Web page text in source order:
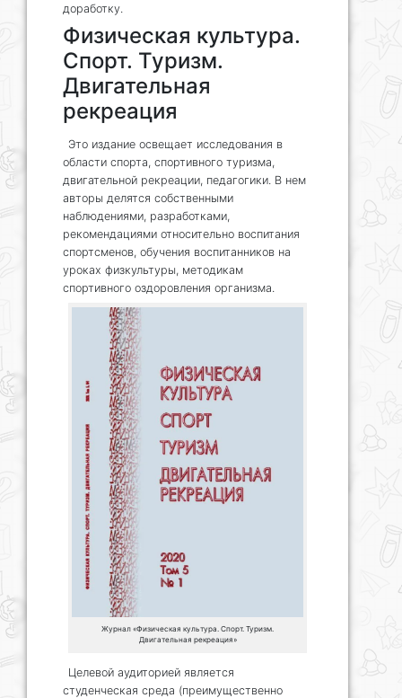
доработку.
Физическая культура.
Спорт. Туризм.
Двигательная
рекреация
Это издание освещает исследования в
области спорта, спортивного туризма,
двигательной рекреации, педагогики. В нем
авторы делятся собственными
наблюдениями, разработками,
рекомендациями относительно воспитания
спортсменов, обучения воспитанников на
уроках физкультуры, методикам
спортивного оздоровления организма.
Журнал «Физическая культура. Спорт. Туризм.
Двигательная рекреация»
Целевой аудиторией является
студенческая среда (преимущественно